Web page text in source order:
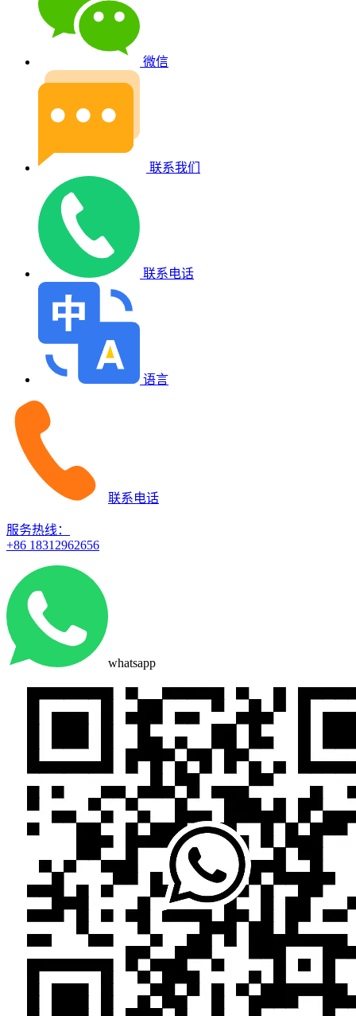
微信
联系我们
联系电话
语言
联系电话
服务热线：
+86 18312962656
whatsapp